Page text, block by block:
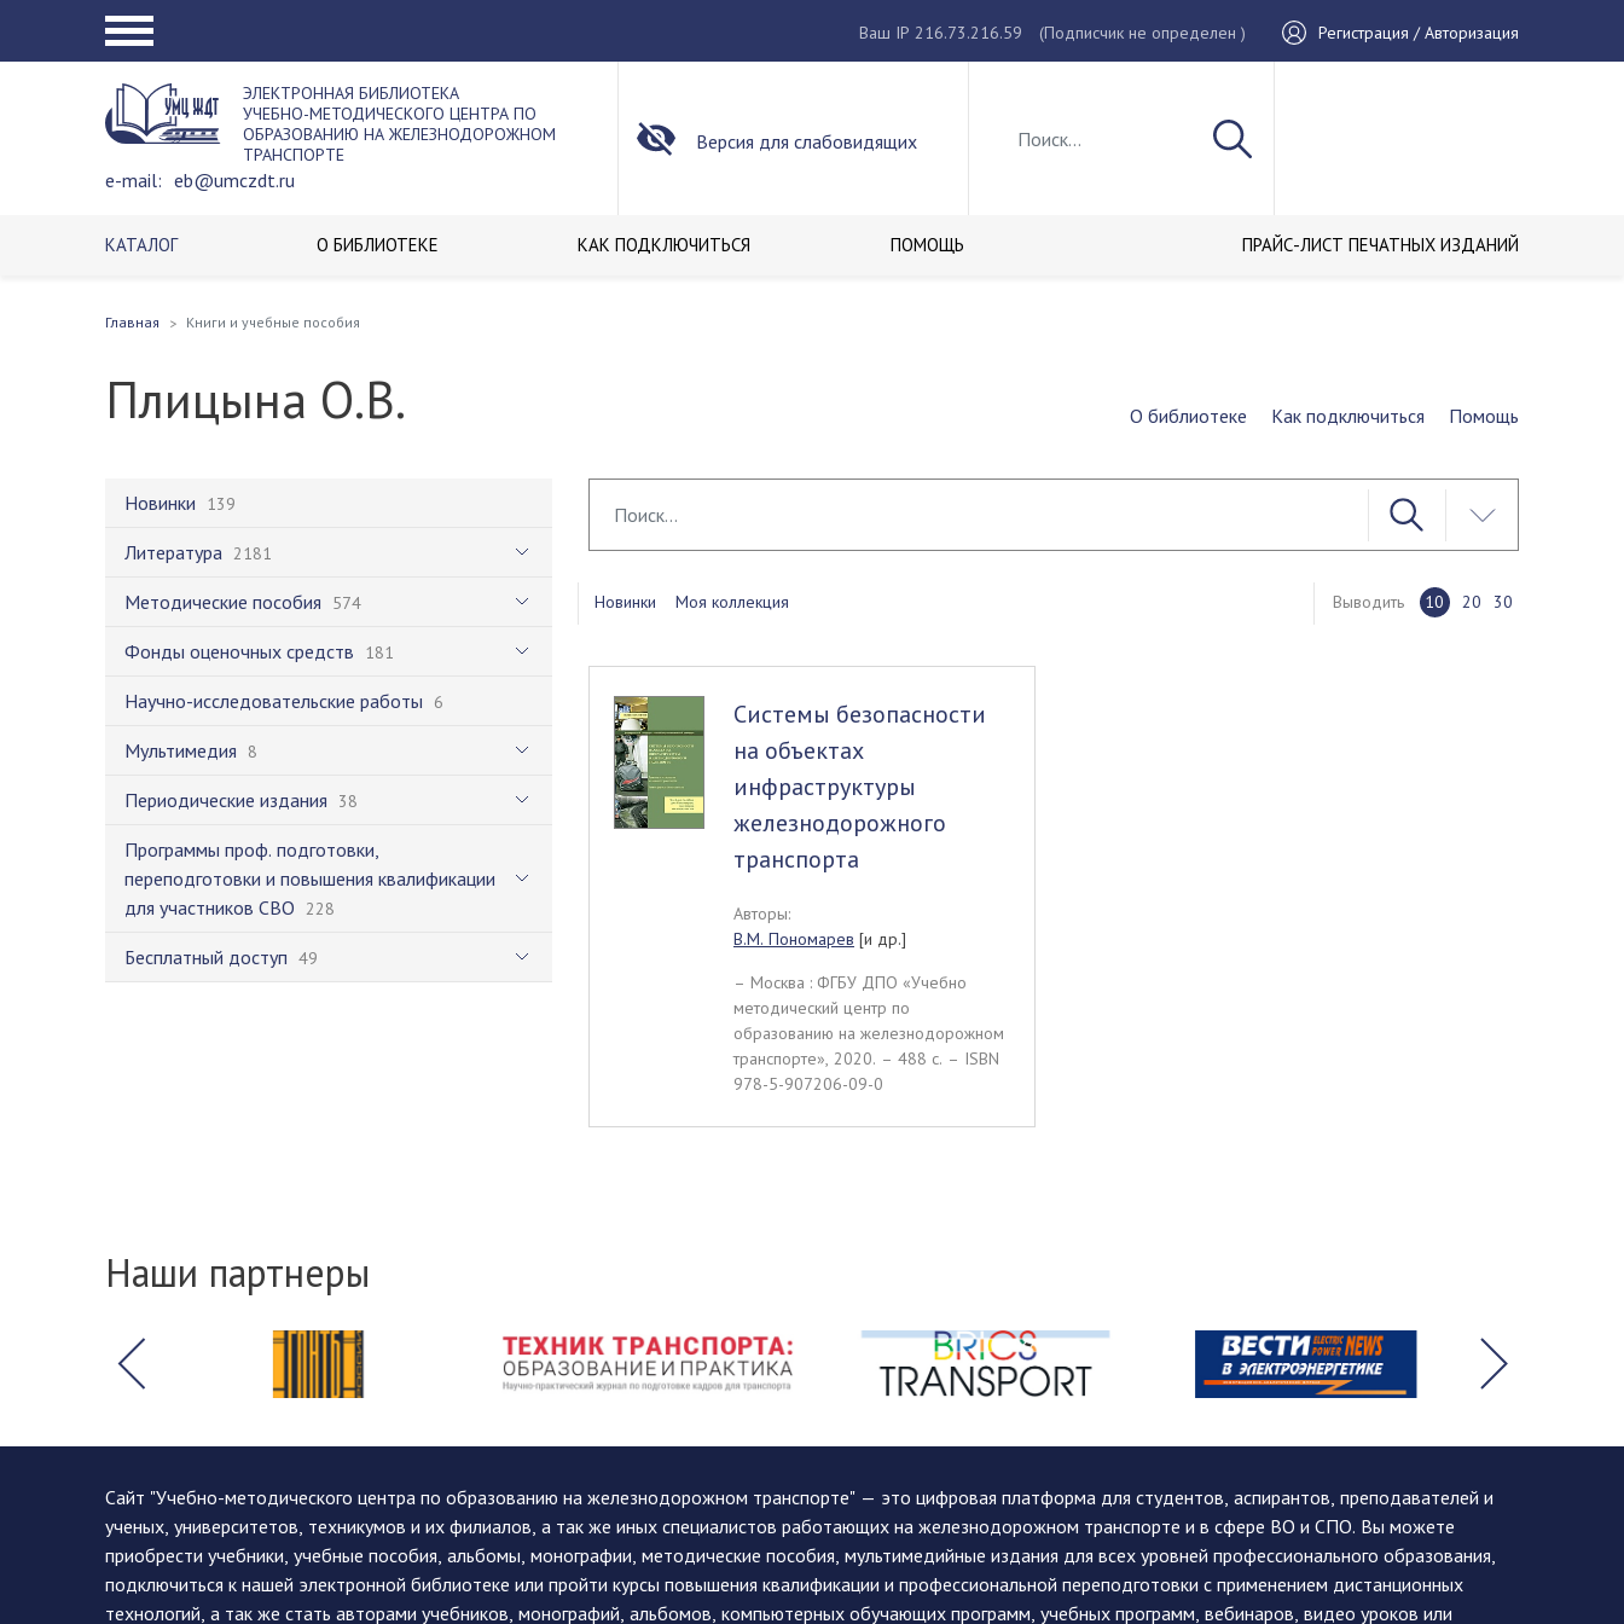
Ваш IP 216.73.216.59 (Подписчик не определен ) Регистрация / Авторизация
ЭЛЕКТРОННАЯ БИБЛИОТЕКА
УЧЕБНО-МЕТОДИЧЕСКОГО ЦЕНТРА ПО
ОБРАЗОВАНИЮ НА ЖЕЛЕЗНОДОРОЖНОМ
ТРАНСПОРТЕ
e-mail: eb@umczdt.ru
Версия для слабовидящих
КАТАЛОГ О БИБЛИОТЕКЕ КАК ПОДКЛЮЧИТЬСЯ ПОМОЩЬ ПРАЙС-ЛИСТ ПЕЧАТНЫХ ИЗДАНИЙ
Главная Книги и учебные пособия
Плицына О.В. О библиотеке Как подключиться Помощь
Новинки 139
Литература 2181
Методические пособия 574
Фонды оценочных средств 181
Научно-исследовательские работы 6
Мультимедия 8
Периодические издания 38
Программы проф. подготовки,
переподготовки и повышения квалификации
для участников СВО 228
Бесплатный доступ 49
Новинки Моя коллекция Выводить 10 20 30
Системы безопасности
на объектах
инфраструктуры
железнодорожного
транспорта
Авторы:
В.М. Пономарев [и др.]
– Москва : ФГБУ ДПО «Учебно
методический центр по
образованию на железнодорожном
транспорте», 2020. – 488 c. – ISBN
978-5-907206-09-0
Наши партнеры
Сайт "Учебно-методического центра по образованию на железнодорожном транспорте" — это цифровая платформа для студентов, аспирантов, преподавателей и
ученых, университетов, техникумов и их филиалов, а так же иных специалистов работающих на железнодорожном транспорте и в сфере ВО и СПО. Вы можете
приобрести учебники, учебные пособия, альбомы, монографии, методические пособия, мультимедийные издания для всех уровней профессионального образования,
подключиться к нашей электронной библиотеке или пройти курсы повышения квалификации и профессиональной переподготовки с применением дистанционных
технологий, а так же стать авторами учебников, монографий, альбомов, компьютерных обучающих программ, учебных программ, вебинаров, видео уроков или